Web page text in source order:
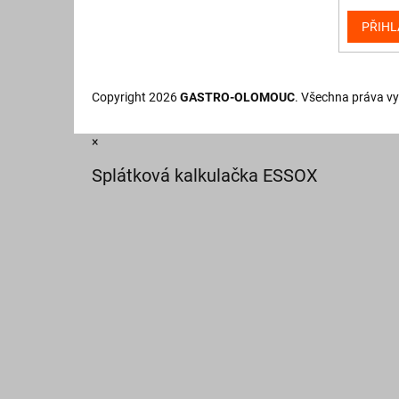
Copyright 2026GASTRO-OLOMOUC. Všechna práva
×
Splátková kalkulačka ESSOX